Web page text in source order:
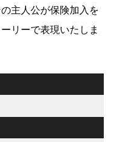
主人公が保険加入を
リーで表現いたしま